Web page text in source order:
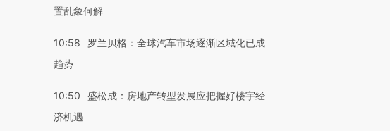
置乱象何解
10:58
罗兰贝格：全球汽车市场逐渐区域化已成
趋势
10:50
盛松成：房地产转型发展应把握好楼宇经
济机遇